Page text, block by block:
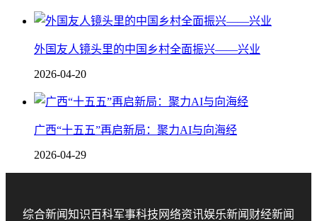
外国友人镜头里的中国乡村全面振兴——兴业
2026-04-20
广西“十五五”再启新局：聚力AI与向海经
2026-04-29
综合新闻知识百科军事科技 网络资讯娱乐新闻 财经新闻